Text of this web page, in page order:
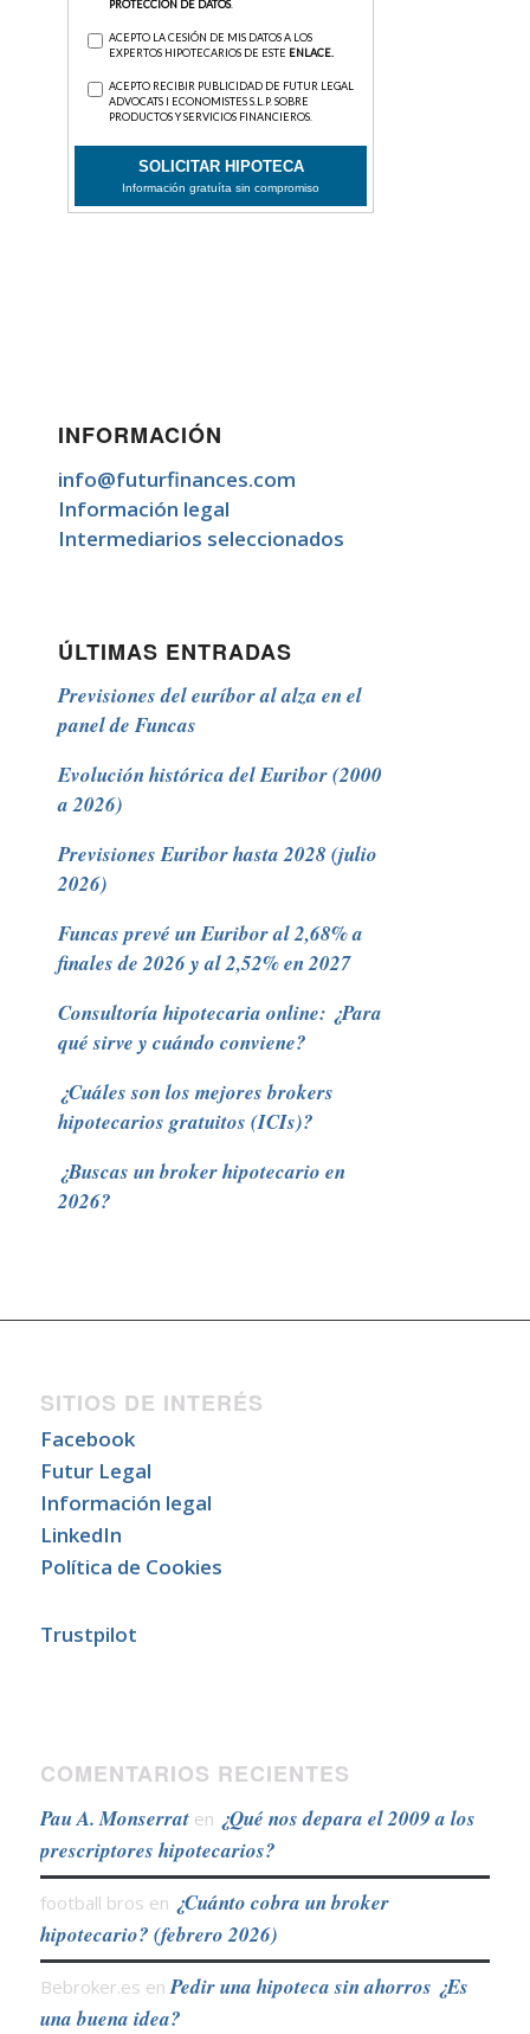
INFORMACIÓN
info@futurfinances.com
Información legal
Intermediarios seleccionados
ÚLTIMAS ENTRADAS
Previsiones del euríbor al alza en el
panel de Funcas
Evolución histórica del Euribor (2000
a 2026)
Previsiones Euribor hasta 2028 (julio
2026)
Funcas prevé un Euribor al 2,68% a
finales de 2026 y al 2,52% en 2027
Consultoría hipotecaria online: ¿Para
qué sirve y cuándo conviene?
¿Cuáles son los mejores brokers
hipotecarios gratuitos (ICIs)?
¿Buscas un broker hipotecario en
2026?
SITIOS DE INTERÉS
Facebook
Futur Legal
Información legal
LinkedIn
Política de Cookies
Trustpilot
COMENTARIOS RECIENTES
Pau A. Monserraten ¿Qué nos depara el 2009 a los
prescriptores hipotecarios?
football bros en ¿Cuánto cobra un broker
hipotecario? (febrero 2026)
Bebroker.es en Pedir una hipoteca sin ahorros ¿Es
una buena idea?